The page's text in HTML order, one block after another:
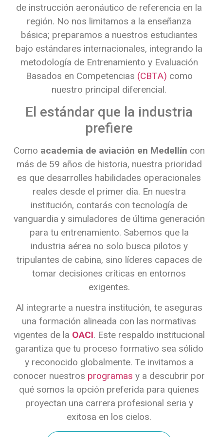
de instrucción aeronáutico de referencia en la
región. No nos limitamos a la enseñanza
básica; preparamos a nuestros estudiantes
bajo estándares internacionales, integrando la
metodología de Entrenamiento y Evaluación
Basados en Competencias (CBTA) como
nuestro principal diferencial.
El estándar que la industria
prefiere
Como academia de aviación en Medellín con
más de 59 años de historia, nuestra prioridad
es que desarrolles habilidades operacionales
reales desde el primer día. En nuestra
institución, contarás con tecnología de
vanguardia y simuladores de última generación
para tu entrenamiento. Sabemos que la
industria aérea no solo busca pilotos y
tripulantes de cabina, sino líderes capaces de
tomar decisiones críticas en entornos
exigentes.
Al integrarte a nuestra institución, te aseguras
una formación alineada con las normativas
vigentes de la OACI. Este respaldo institucional
garantiza que tu proceso formativo sea sólido
y reconocido globalmente. Te invitamos a
conocer nuestros programas y a descubrir por
qué somos la opción preferida para quienes
proyectan una carrera profesional seria y
exitosa en los cielos.